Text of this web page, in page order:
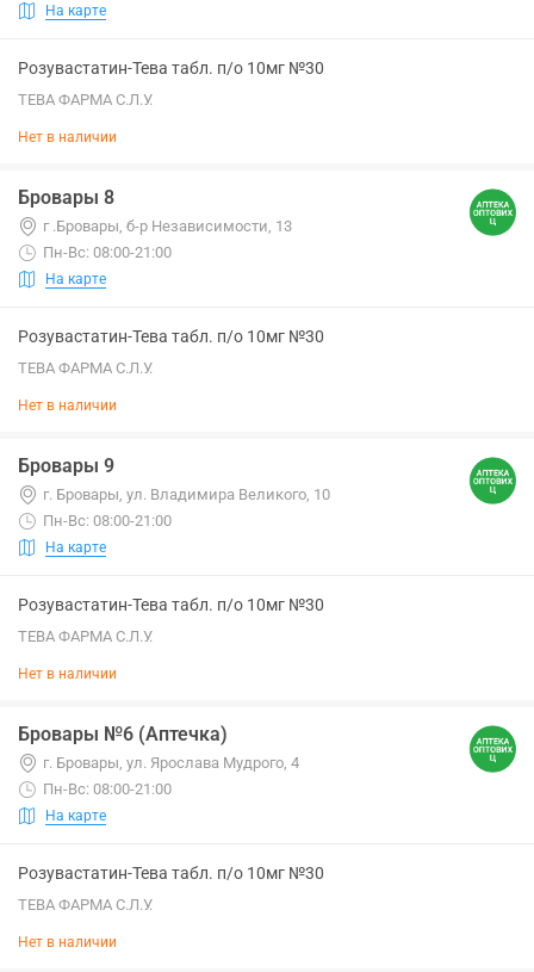
На карте
Розувастатин-Тева табл. п/о 10мг №30
ТЕВА ФАРМА С.Л.У.
Нет в наличии
Бровары 8
г .Бровары, б-р Независимости, 13
Пн-Вс: 08:00-21:00
На карте
Розувастатин-Тева табл. п/о 10мг №30
ТЕВА ФАРМА С.Л.У.
Нет в наличии
Бровары 9
г. Бровары, ул. Владимира Великого, 10
Пн-Вс: 08:00-21:00
На карте
Розувастатин-Тева табл. п/о 10мг №30
ТЕВА ФАРМА С.Л.У.
Нет в наличии
Бровары №6 (Аптечка)
г. Бровары, ул. Ярослава Мудрого, 4
Пн-Вс: 08:00-21:00
На карте
Розувастатин-Тева табл. п/о 10мг №30
ТЕВА ФАРМА С.Л.У.
Нет в наличии